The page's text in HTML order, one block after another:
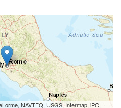
NAVTEQ, USGS, Intermap, iPC,